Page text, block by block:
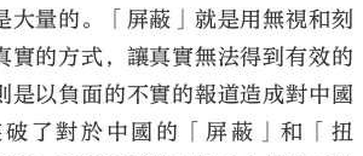
大量的。「屏蔽」就是用無視和刻
實的方式，讓真實無法得到有效的
是以負面的不實的報道造成對中國
了對於中國的「屏蔽」和「扭